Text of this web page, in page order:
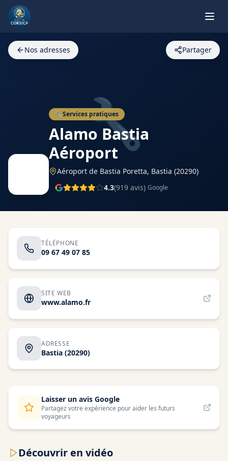
🔧
Nos adresses Partager
🔧Services pratiques
Alamo Bastia
Aéroport
Aéroport de Bastia Poretta, Bastia (20290)
4.3(919 avis) Google
TÉLÉPHONE
09 67 49 07 85
SITE WEB
www.alamo.fr
ADRESSE
Bastia (20290)
Laisser un avis Google
Partagez votre expérience pour aider les futurs
voyageurs
Découvrir en vidéo